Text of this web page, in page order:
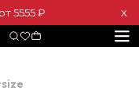
5555 ₽ Х